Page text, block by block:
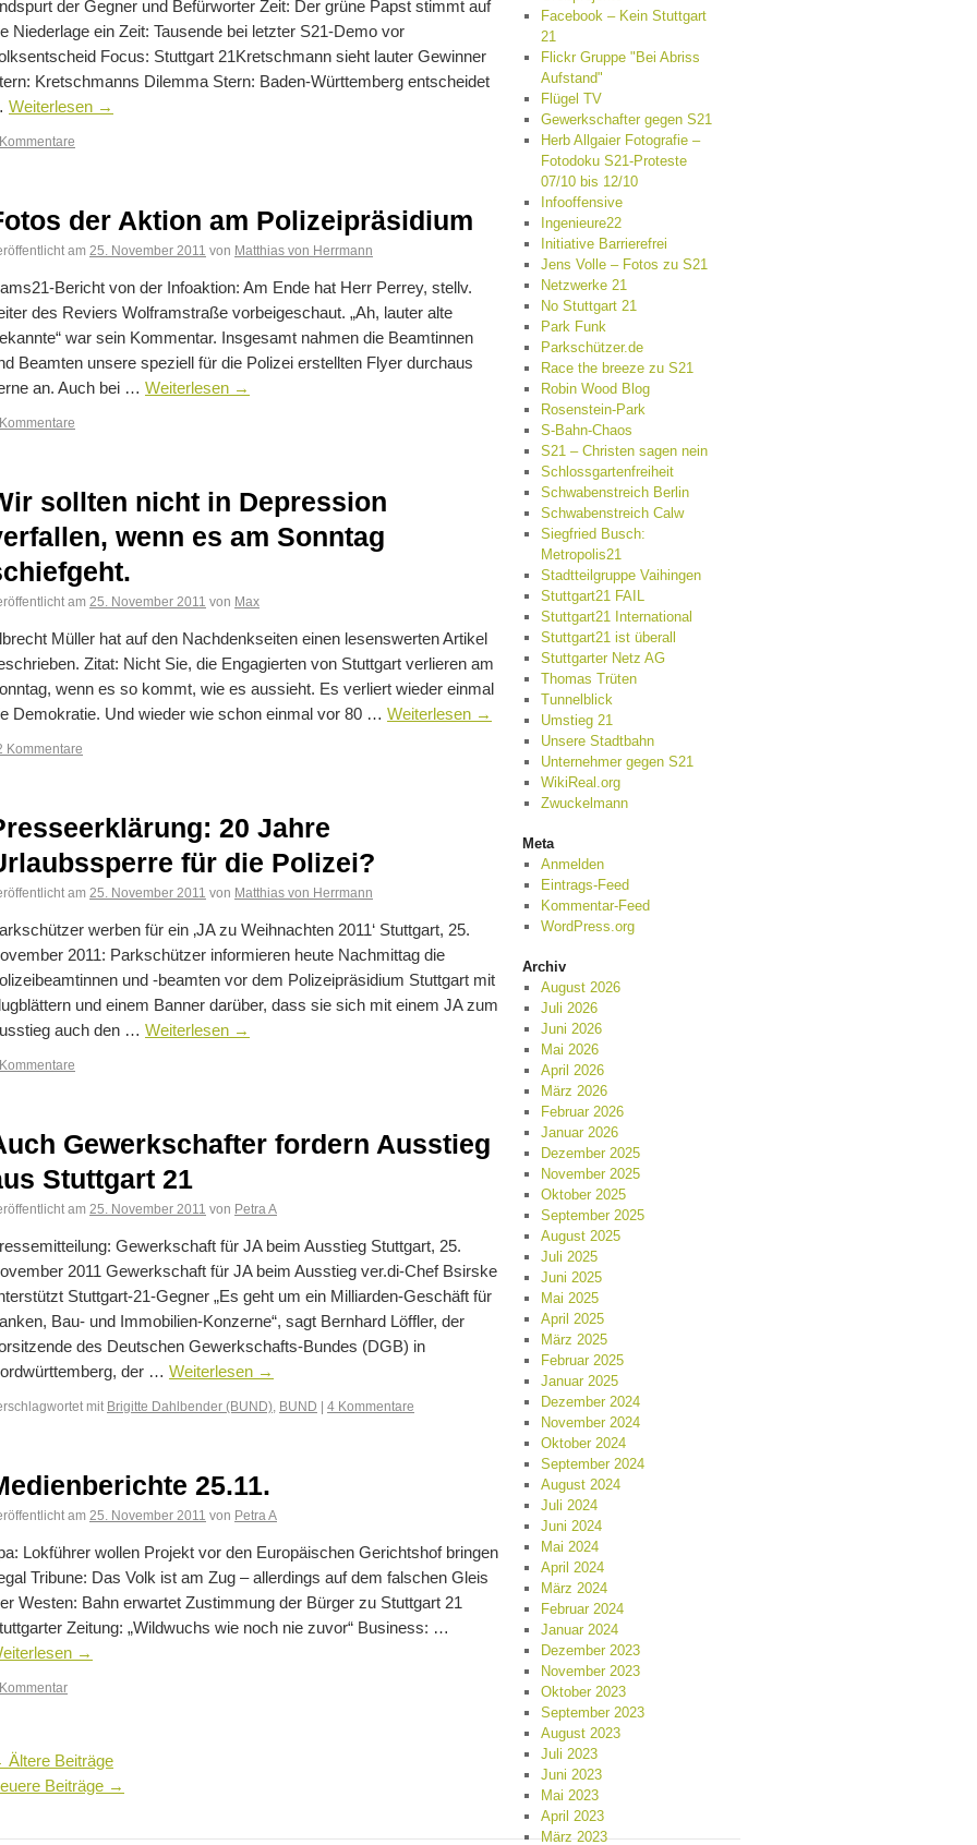
der Gegner und Befürworter Zeit: Der grüne Papst stimmt auf
Niederlage ein Zeit: Tausende bei letzter S21-Demo vor
Focus: Stuttgart 21Kretschmann sieht lauter Gewinner
Kretschmanns Dilemma Stern: Baden-Württemberg entscheidet
Weiterlesen →
der Aktion am Polizeipräsidium
am 25. November 2011 von Matthias von Herrmann
Bericht von der Infoaktion: Am Ende hat Herr Perrey, stellv.
des Reviers Wolframstraße vorbeigeschaut. „Ah, lauter alte
war sein Kommentar. Insgesamt nahmen die Beamtinnen
Beamten unsere speziell für die Polizei erstellten Flyer durchaus
an. Auch bei … Weiterlesen →
sollten nicht in Depression
wenn es am Sonntag
am 25. November 2011 von Max
Müller hat auf den Nachdenkseiten einen lesenswerten Artikel
Zitat: Nicht Sie, die Engagierten von Stuttgart verlieren am
wenn es so kommt, wie es aussieht. Es verliert wieder einmal
Demokratie. Und wieder wie schon einmal vor 80 … Weiterlesen →
Kommentare
20 Jahre
für die Polizei?
am 25. November 2011 von Matthias von Herrmann
werben für ein ‚JA zu Weihnachten 2011‘ Stuttgart, 25.
2011: Parkschützer informieren heute Nachmittag die
und -beamten vor dem Polizeipräsidium Stuttgart mit
und einem Banner darüber, dass sie sich mit einem JA zum
auch den … Weiterlesen →
Gewerkschafter fordern Ausstieg
Stuttgart 21
am 25. November 2011 von Petra A
Gewerkschaft für JA beim Ausstieg Stuttgart, 25.
2011 Gewerkschaft für JA beim Ausstieg ver.di-Chef Bsirske
Stuttgart-21-Gegner „Es geht um ein Milliarden-Geschäft für
Bau- und Immobilien-Konzerne“, sagt Bernhard Löffler, der
des Deutschen Gewerkschafts-Bundes (DGB) in
der … Weiterlesen →
mit Brigitte Dahlbender (BUND) BUND | 4 Kommentare
25.11.
am 25. November 2011 von Petra A
Lokführer wollen Projekt vor den Europäischen Gerichtshof bringen
Tribune: Das Volk ist am Zug – allerdings auf dem falschen Gleis
Westen: Bahn erwartet Zustimmung der Bürger zu Stuttgart 21
Zeitung: „Wildwuchs wie noch nie zuvor“ Business: …
→
Ältere Beiträge
Beiträge →
Facebook – Kein Stuttgart
21
Flickr Gruppe "Bei Abriss
Aufstand"
Flügel TV
Gewerkschafter gegen S21
Herb Allgaier Fotografie –
Fotodoku S21-Proteste
07/10 bis 12/10
Infooffensive
Ingenieure22
Initiative Barrierefrei
Jens Volle – Fotos zu S21
Netzwerke 21
No Stuttgart 21
Park Funk
Parkschützer.de
Race the breeze zu S21
Robin Wood Blog
Rosenstein-Park
S-Bahn-Chaos
S21 – Christen sagen nein
Schlossgartenfreiheit
Schwabenstreich Berlin
Schwabenstreich Calw
Siegfried Busch:
Metropolis21
Stadtteilgruppe Vaihingen
Stuttgart21 FAIL
Stuttgart21 International
Stuttgart21 ist überall
Stuttgarter Netz AG
Thomas Trüten
Tunnelblick
Umstieg 21
Unsere Stadtbahn
Unternehmer gegen S21
WikiReal.org
Zwuckelmann
Meta
Anmelden
Eintrags-Feed
Kommentar-Feed
WordPress.org
Archiv
August 2026
Juli 2026
Juni 2026
Mai 2026
April 2026
März 2026
Februar 2026
Januar 2026
Dezember 2025
November 2025
Oktober 2025
September 2025
August 2025
Juli 2025
Juni 2025
Mai 2025
April 2025
März 2025
Februar 2025
Januar 2025
Dezember 2024
November 2024
Oktober 2024
September 2024
August 2024
Juli 2024
Juni 2024
Mai 2024
April 2024
März 2024
Februar 2024
Januar 2024
Dezember 2023
November 2023
Oktober 2023
September 2023
August 2023
Juli 2023
Juni 2023
Mai 2023
April 2023
März 2023